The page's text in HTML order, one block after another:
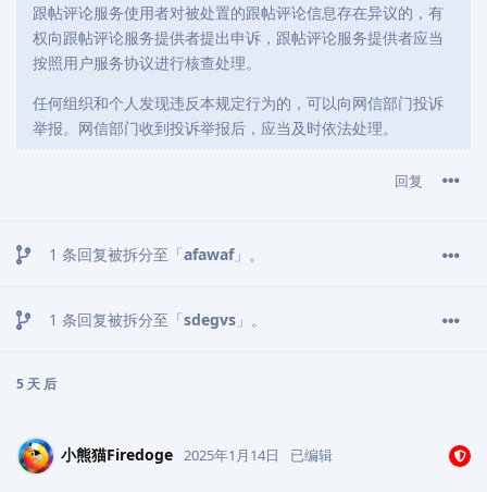
跟帖评论服务使用者对被处置的跟帖评论信息存在异议的，有
权向跟帖评论服务提供者提出申诉，跟帖评论服务提供者应当
按照用户服务协议进行核查处理。
任何组织和个人发现违反本规定行为的，可以向网信部门投诉
举报。网信部门收到投诉举报后，应当及时依法处理。
回复
1 条回复被拆分至「afawaf」。
1 条回复被拆分至「sdegvs 」。
5 天 后
小熊猫Firedoge 2025年1月14日 已编辑